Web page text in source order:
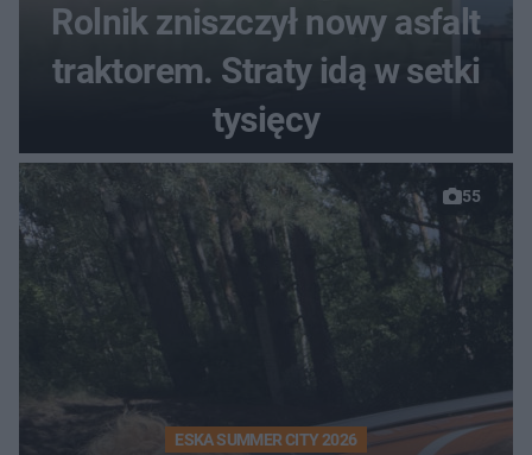
Rolnik zniszczył nowy asfalt
traktorem. Straty idą w setki
tysięcy
55
ESKA SUMMER CITY 2026